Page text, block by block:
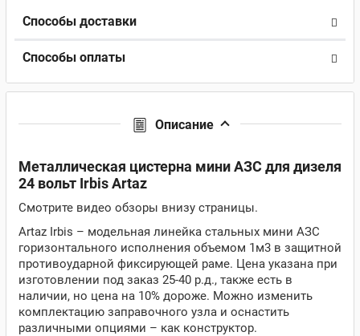
Способы доставки
Способы оплаты
Описание
Металлическая цистерна мини АЗС для дизеля
24 вольт Irbis Artaz
Смотрите видео обзоры внизу страницы.
Artaz Irbis – модельная линейка стальных мини АЗС
горизонтального исполнения объемом 1м3 в защитной
противоударной фиксирующей раме. Цена указана при
изготовлении под заказ 25-40 р.д., также есть в
наличии, но цена на 10% дороже. Можно изменить
комплектацию заправочного узла и оснастить
различными опциями – как конструктор.